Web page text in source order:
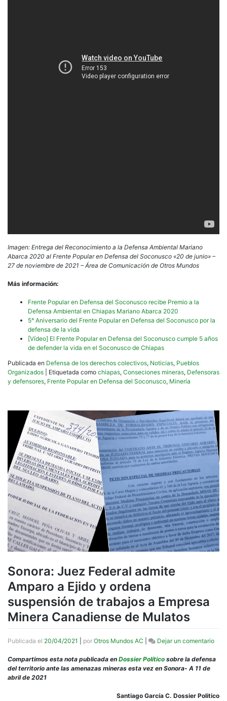
Imagen: Entrega del Reconocimiento a la Defensa Ambiental Mariano
Abarca 2020 al Frente Popular en Defensa del Soconusco «20 de junio» –
27 de noviembre de 2021 – Área de Comunicación de Otros Mundos
Más información:
Frente Popular en Defensa del Soconusco recibe Premio a la
Defensa Ambiental en Chiapas Mariano Abarca 2020
5° Aniversario del Frente Popular en Defensa del Soconusco por la
defensa de la vida
[Vídeo] El Frente Popular en Defensa del Soconusco cumple 5 años
de defender la vida en el Soconusco de Chiapas
Publicada en Defensa de los derechos colectivos, Noticias, Pueblos
Organizados
Etiquetada como chiapas, Conseciones mineras, Defensoras
y defensores, Frente Popular en Defensa del Soconusco, Minería
Sonora: Juez Federal admite
Amparo a Ejido y ordena
suspensión de trabajos a Empresa
Minera Canadiense de Mulatos
Publicada el 20/04/2021 por Otros Mundos AC Dejar un comentarioen
a
Compartimos esta nota publicada en Dossier Político sobre la defensa
del territorio ante las amenazas mineras esta vez en Sonora- A 11 de
abril de 2021
Santiago García C. Dossier Politico